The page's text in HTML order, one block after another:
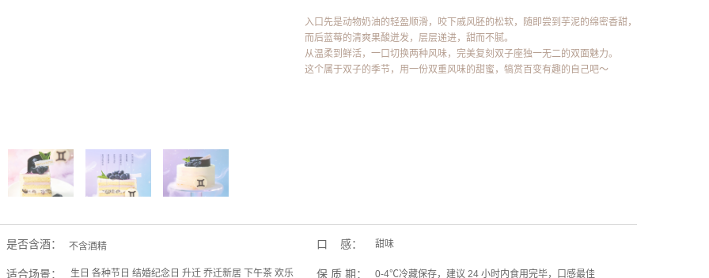
入口先是动物奶油的轻盈顺滑，咬下戚风胚的松软，随即尝到芋泥的绵密香甜，
而后蓝莓的清爽果酸迸发，层层递进，甜而不腻。
从温柔到鲜活，一口切换两种风味，完美复刻双子座独一无二的双面魅力。
这个属于双子的季节，用一份双重风味的甜蜜，犒赏百变有趣的自己吧～
是否含酒： 不含酒精 口 感： 甜味
适合场景：
生日 各种节日 结婚纪念日 升迁 乔迁新居 下午茶 欢乐
保 质 期： 0-4℃冷藏保存，建议 24 小时内食用完毕，口感最佳